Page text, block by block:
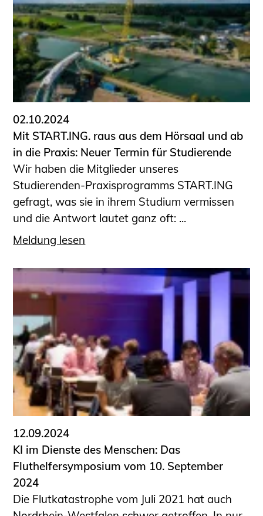
02.10.2024
Mit START.ING. raus aus dem Hörsaal und ab
in die Praxis: Neuer Termin für Studierende
Wir haben die Mitglieder unseres
Studierenden-Praxisprogramms START.ING
gefragt, was sie in ihrem Studium vermissen
und die Antwort lautet ganz oft: ...
Meldung lesen
12.09.2024
KI im Dienste des Menschen: Das
Fluthelfersymposium vom 10. September
2024
Die Flutkatastrophe vom Juli 2021 hat auch